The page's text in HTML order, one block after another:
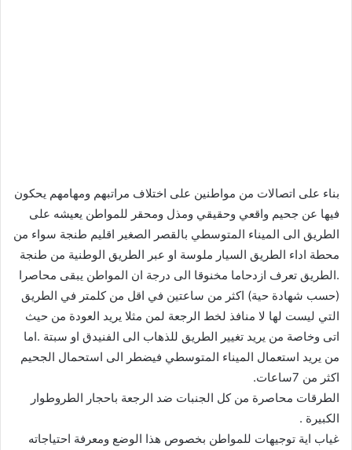
بناء على اتصالات من مواطنين على اختلاف مراتبهم ومهامهم يحكون
فيها عن جحيم واقعي وحقيقي ومذل ومحقر للمواطن يعيشه على
الطريق الى الميناء المتوسطي بالقصر الصغير اقليم طنجة سواء من
محطة اداء الطريق السيار ملوسة او عبر الطريق الوطنية من طنجة
.الطريق تعرف ازدحاما مخنوقا الى درجة ان المواطن يبقى محاصرا
(حسب شهادة حية) اكثر من ساعتين في اقل من كلمتر في الطريق
التي ليست لها لا منافذ لخط الرجعة لمن مثلا يريد العودة من حيث
اتى وخاصة من يريد تغيير الطريق للذهاب الى الفنيدق او سبتة .اما
من يريد استعمال الميناء المتوسطي فيضطر الى استحمال الجحيم
اكثر من 7ساعات.
الطرقات محاصرة من كل الجنبات ضد الرجعة باحجار الطروطوار
الكبيرة .
غياب اية توجيهات للمواطن بخصوص هذا الوضع ومعرفة احتياجاته